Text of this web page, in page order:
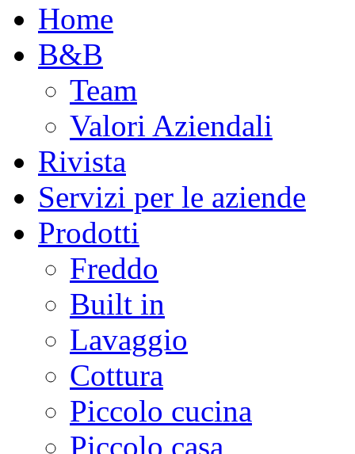
Home
B&B
Team
Valori Aziendali
Rivista
Servizi per le aziende
Prodotti
Freddo
Built in
Lavaggio
Cottura
Piccolo cucina
Piccolo casa